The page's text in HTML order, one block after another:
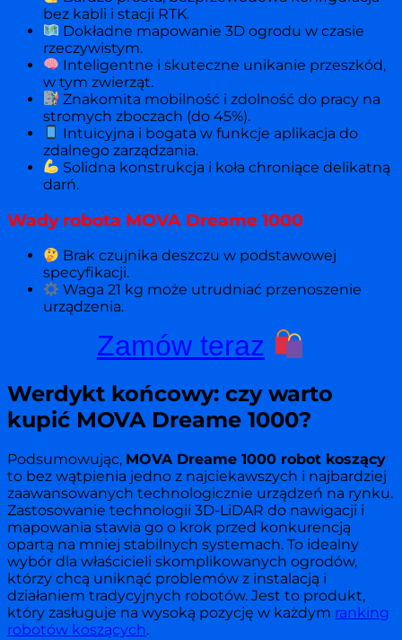
bez kabli i stacji RTK.
Dokładne mapowanie 3D ogrodu w czasie
rzeczywistym.
Inteligentne i skuteczne unikanie przeszkód,
w tym zwierząt.
Znakomita mobilność i zdolność do pracy na
stromych zboczach (do 45%).
Intuicyjna i bogata w funkcje aplikacja do
zdalnego zarządzania.
Solidna konstrukcja i koła chroniące delikatną
darń.
Wady robota MOVA Dreame 1000
Brak czujnika deszczu w podstawowej
specyfikacji.
Waga 21 kg może utrudniać przenoszenie
urządzenia.
Zamów teraz
Werdykt końcowy: czy warto
kupić MOVA Dreame 1000?
Podsumowując, MOVA Dreame 1000 robot koszący
to bez wątpienia jedno z najciekawszych i najbardziej
zaawansowanych technologicznie urządzeń na rynku.
Zastosowanie technologii 3D-LiDAR do nawigacji i
mapowania stawia go o krok przed konkurencją
opartą na mniej stabilnych systemach. To idealny
wybór dla właścicieli skomplikowanych ogrodów,
którzy chcą uniknąć problemów z instalacją i
działaniem tradycyjnych robotów. Jest to produkt,
który zasługuje na wysoką pozycję w każdym ranking
robotów koszących.